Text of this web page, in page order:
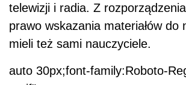
telewizji i radia. Z
prawo wskazania materiałów do
mieli też sami nauczyciele.
auto 30px;font-family:Roboto-